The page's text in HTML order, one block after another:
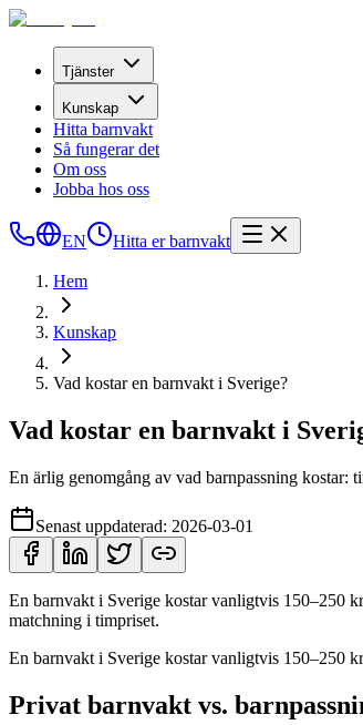
Tjänster
Kunskap
Hitta barnvakt
Så fungerar det
Om oss
Jobba hos oss
EN Hitta er barnvakt
Hem
Kunskap
Vad kostar en barnvakt i Sverige?
Vad kostar en barnvakt i
En ärlig genomgång av vad barnpassning kostar:
Senast uppdaterad: 2026-03-01
En barnvakt i Sverige kostar vanligtvis 150–250
matchning i timpriset.
En barnvakt i Sverige kostar vanligtvis 150–250
Privat barnvakt vs.